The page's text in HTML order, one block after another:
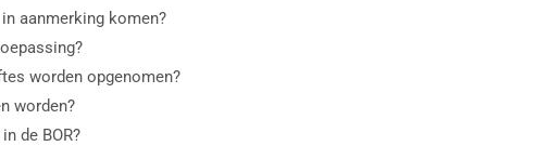
aanmerking komen?
worden opgenomen?
worden?
de BOR?